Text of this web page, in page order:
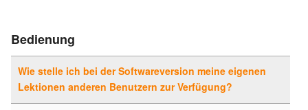
Bedienung
Wie stelle ich bei der Softwareversion meine eigenen
Lektionen anderen Benutzern zur Verfügung?